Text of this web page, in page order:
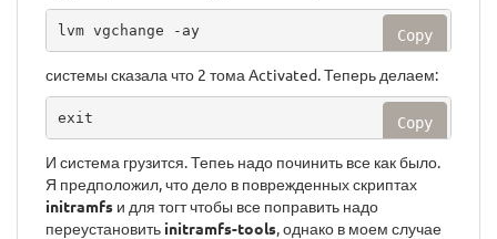
lvm vgchange -ay Copy
системы сказала что 2 тома Activated. Теперь делаем:
exit Copy
И система грузится. Тепеь надо починить все как было.
Я предположил, что дело в поврежденных скриптах
initramfs и для тогт чтобы все поправить надо
переустановить initramfs-tools, однако в моем случае